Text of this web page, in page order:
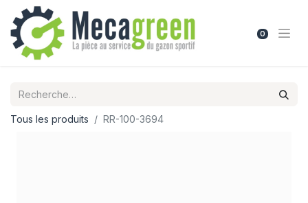
0
Tous les produits RR-100-3694